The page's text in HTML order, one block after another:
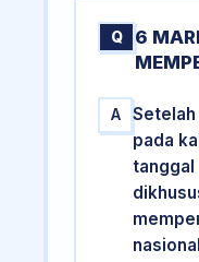
Q
6
A
pada
tanggal